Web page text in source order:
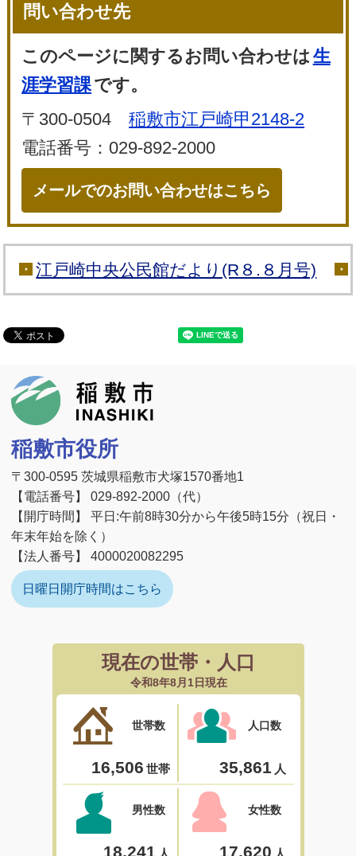
問い合わせ先
このページに関するお問い合わせは生
涯学習課です。
〒300-0504稲敷市江戸崎甲2148-2
電話番号：029-892-2000
メールでのお問い合わせはこちら
江戸崎中央公民館だより(R８.８月号)
稲敷市役所
〒300-0595 茨城県稲敷市犬塚1570番地1
【電話番号】 029-892-2000（代）
【開庁時間】 平日:午前8時30分から午後5時15分（祝日・
年末年始を除く）
【法人番号】 4000020082295
日曜日開庁時間はこちら